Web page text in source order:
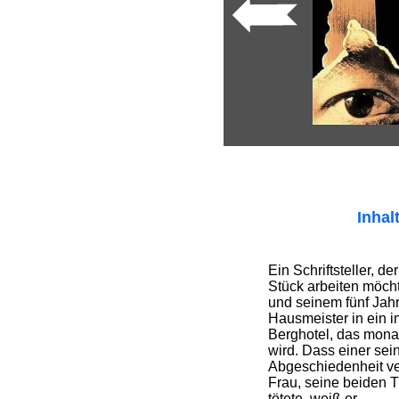
Ein Schriftsteller,
Stück arbeiten
und seinem fünf
Hausmeister in ein
Berghotel, das
wird. Dass einer
Abgeschiedenheit
Frau, seine beiden